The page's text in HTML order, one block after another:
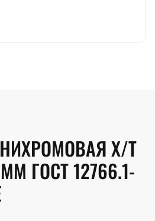
Х/Т
ГОСТ 12766.1-